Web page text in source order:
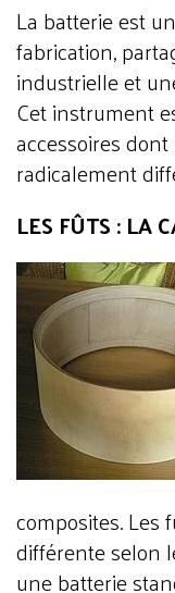
La batterie est
fabrication,
industrielle et
Cet instrument
accessoires
radicalement
LES FÛTS : LA
composites. Les
différente selon
une batterie